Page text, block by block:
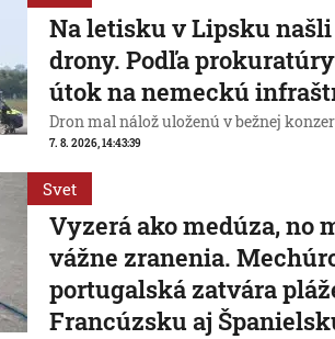
Na letisku v Lipsku
drony. Podľa
útok na nemeckú
Dron mal nálož uloženú v bežnej
7. 8. 2026, 14:43:39
Svet
Vyzerá ako medúza, no
vážne zranenia.
portugalská zatvára
Francúzsku aj